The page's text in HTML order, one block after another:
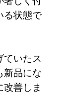
る状態で
ていたス
新品にな
改善しま